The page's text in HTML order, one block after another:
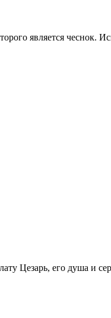
является чеснок.
Цезарь, его душа и